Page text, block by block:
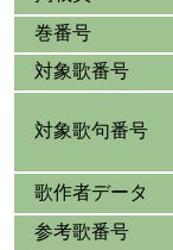
巻番号
対象歌番号
対象歌句番号
歌作者データ
参考歌番号